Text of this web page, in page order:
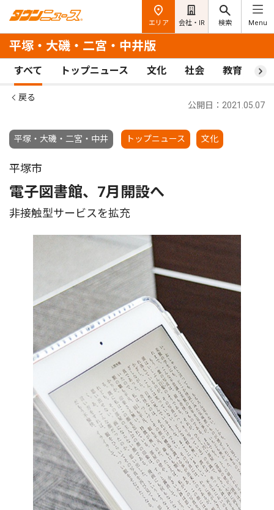
エリア 会社・IR 検索 Menu
平塚・大磯・二宮・中井版
すべて トップニュース 文化 社会 教育 ス
戻る
平塚・大磯・二宮・中井 トップニュース 文化
公開日：2021.05.07
平塚市
電子図書館、7月開設へ
非接触型サービスを拡充